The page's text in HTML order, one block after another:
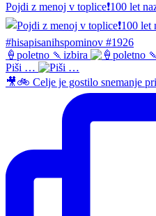
Pojdi z menoj v toplice❗️100 let
🍦poletno 🍡izbira
Piši …
🎥🚲 Celje je gostilo snemanje